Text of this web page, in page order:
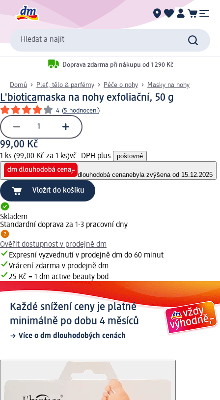
Hledat a najít
Doprava zdarma při nákupu od 1 290 Kč
Domů Pleť, tělo & parfémy Péče o nohy Masky na nohy
L'bioticamaska na nohy exfoliační, 50 g
4 (5 hodnocení)
99,00 Kč
1 ks (99,00 Kč za 1 ks)vč. DPH plus poštovné
dlouhodobá cenanebyla zvýšena od 15.12.2025
Vložit do košíku
Skladem
Standardní doprava za 1-3 pracovní dny
Ověřit dostupnost v prodejně dm
Expresní vyzvednutí v prodejně dm do 60 minut
Vrácení zdarma v prodejně dm
25 Kč = 1 dm active beauty bod
Každé snížení ceny je platné
minimálně po dobu 4 měsíců
Více o dm dlouhodobých cenách